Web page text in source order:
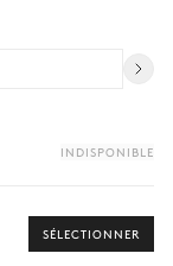
ondes
INDISPONIBLE
SÉLECTIONNER